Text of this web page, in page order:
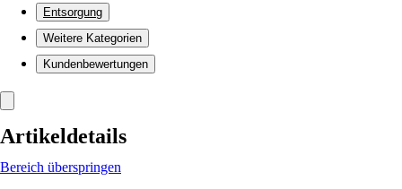
Entsorgung
Weitere Kategorien
Kundenbewertungen
Artikeldetails
Bereich überspringen